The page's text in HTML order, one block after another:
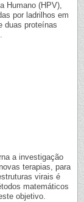
Humano (HPV),
por ladrilhos em
duas proteínas
a investigação
terapias, para
virais é
matemáticos
objetivo.